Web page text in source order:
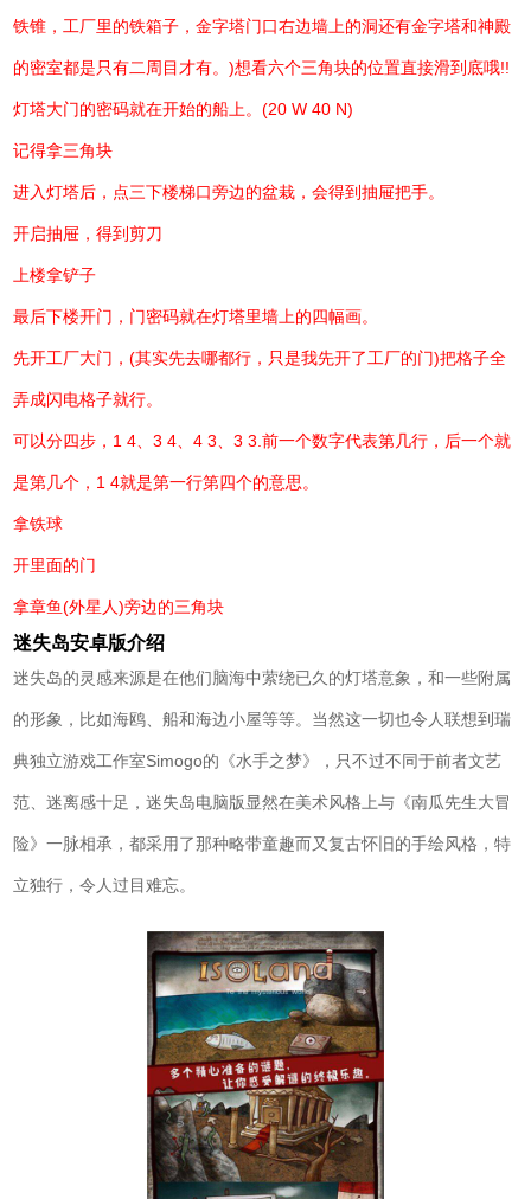
铁锥，工厂里的铁箱子，金字塔门口右边墙上的洞还有金字塔和神殿
的密室都是只有二周目才有。)想看六个三角块的位置直接滑到底哦!!
灯塔大门的密码就在开始的船上。(20 W 40 N)
记得拿三角块
进入灯塔后，点三下楼梯口旁边的盆栽，会得到抽屉把手。
开启抽屉，得到剪刀
上楼拿铲子
最后下楼开门，门密码就在灯塔里墙上的四幅画。
先开工厂大门，(其实先去哪都行，只是我先开了工厂的门)把格子全
弄成闪电格子就行。
可以分四步，1 4、3 4、4 3、3 3.前一个数字代表第几行，后一个就
是第几个，1 4就是第一行第四个的意思。
拿铁球
开里面的门
拿章鱼(外星人)旁边的三角块
迷失岛安卓版介绍
迷失岛的灵感来源是在他们脑海中萦绕已久的灯塔意象，和一些附属
的形象，比如海鸥、船和海边小屋等等。当然这一切也令人联想到瑞
典独立游戏工作室Simogo的《水手之梦》，只不过不同于前者文艺
范、迷离感十足，迷失岛电脑版显然在美术风格上与《南瓜先生大冒
险》一脉相承，都采用了那种略带童趣而又复古怀旧的手绘风格，特
立独行，令人过目难忘。